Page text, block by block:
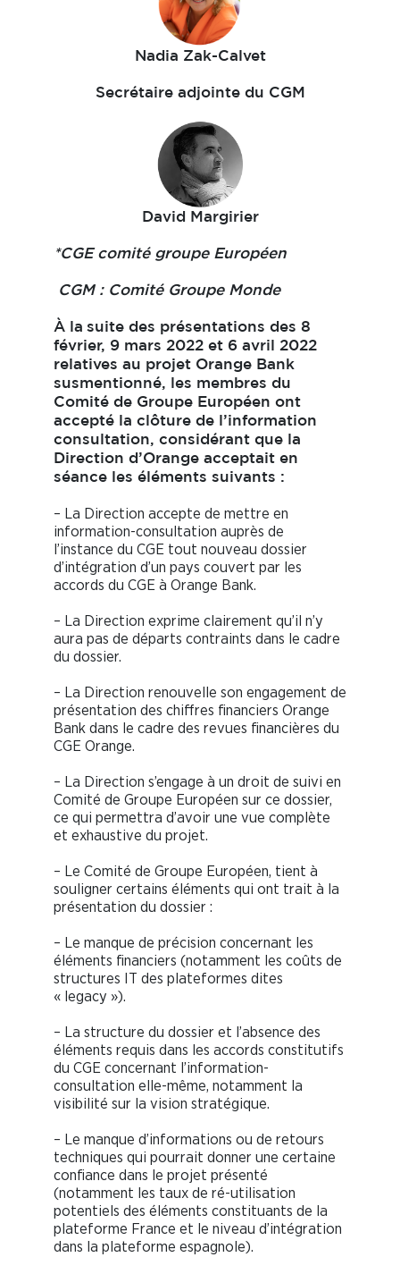
Nadia Zak-Calvet
Secrétaire adjointe du CGM
David Margirier
*CGE comité groupe Européen
CGM : Comité Groupe Monde
À la suite des présentations des 8
février, 9 mars 2022 et 6 avril 2022
relatives au projet Orange Bank
susmentionné, les membres du
Comité de Groupe Européen ont
accepté la clôture de l’information
consultation, considérant que la
Direction d’Orange acceptait en
séance les éléments suivants :
– La Direction accepte de mettre en
information-consultation auprès de
l’instance du CGE tout nouveau dossier
d’intégration d’un pays couvert par les
accords du CGE à Orange Bank.
– La Direction exprime clairement qu’il n’y
aura pas de départs contraints dans le cadre
du dossier.
– La Direction renouvelle son engagement de
présentation des chiffres financiers Orange
Bank dans le cadre des revues financières du
CGE Orange.
– La Direction s’engage à un droit de suivi en
Comité de Groupe Européen sur ce dossier,
ce qui permettra d’avoir une vue complète
et exhaustive du projet.
– Le Comité de Groupe Européen, tient à
souligner certains éléments qui ont trait à la
présentation du dossier :
– Le manque de précision concernant les
éléments financiers (notamment les coûts de
structures IT des plateformes dites
« legacy »).
– La structure du dossier et l’absence des
éléments requis dans les accords constitutifs
du CGE concernant l’information-
consultation elle-même, notamment la
visibilité sur la vision stratégique.
– Le manque d’informations ou de retours
techniques qui pourrait donner une certaine
confiance dans le projet présenté
(notamment les taux de ré-utilisation
potentiels des éléments constituants de la
plateforme France et le niveau d’intégration
dans la plateforme espagnole).